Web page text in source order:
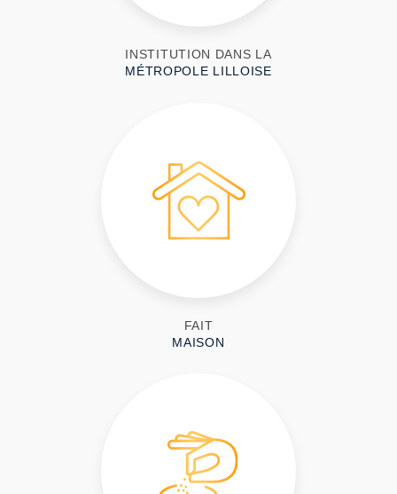
INSTITUTION DANS LA
MÉTROPOLE LILLOISE
FAIT
MAISON